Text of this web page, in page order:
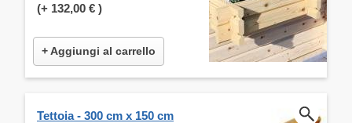
(+ 132,00 € )
+ Aggiungi al carrello
Tettoia - 300 cm x 150 cm